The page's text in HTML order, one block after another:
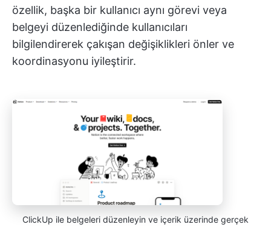
özellik, başka bir kullanıcı aynı görevi veya
belgeyi düzenlediğinde kullanıcıları
bilgilendirerek çakışan değişiklikleri önler ve
koordinasyonu iyileştirir.
ClickUp ile belgeleri düzenleyin ve içerik üzerinde gerçek